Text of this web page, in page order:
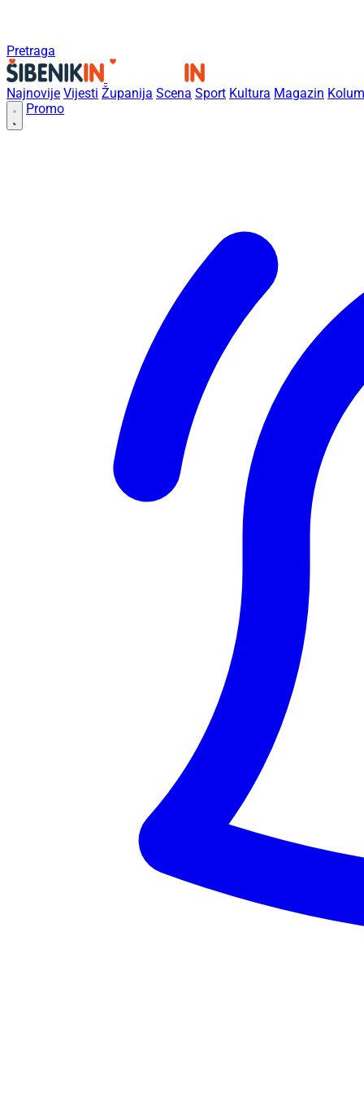
Pretraga
Najnovije Vijesti Županija Scena Sport Kultura Magazin
Promo